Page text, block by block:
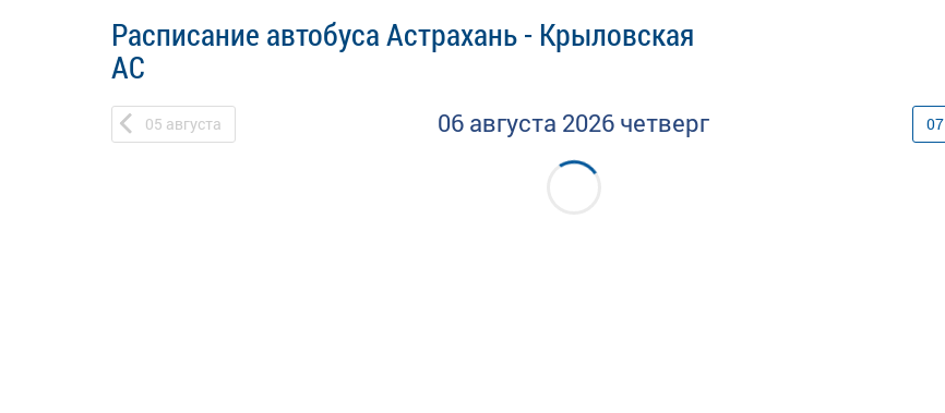
Расписание автобуса Астрахань - Крыловская
АС
05 августа 06 августа 2026 четверг 07